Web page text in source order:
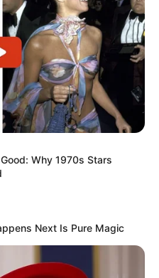
Why 1970s Stars
Next Is Pure Magic